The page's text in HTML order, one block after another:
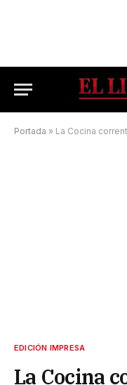
Portada » La Cocina
EDICIÓN IMPRESA
La Cocina